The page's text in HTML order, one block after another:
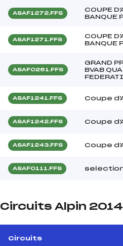
ASAF1272.FFS
COUPE
BANQUE
ASAF1271.FFS
COUPE
BANQUE
ASAF0261.FFS
GRAND
BVAB
ASAF1241.FFS Coupe
ASAF1242.FFS Coupe
ASAF1243.FFS Coupe
ASAF0111.FFS
Circuits Alpin 2014
Circuits